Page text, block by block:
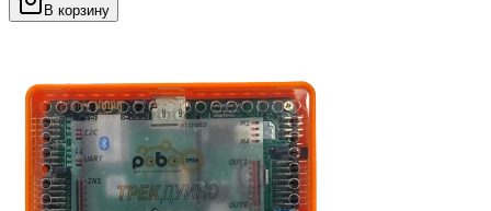
В корзину